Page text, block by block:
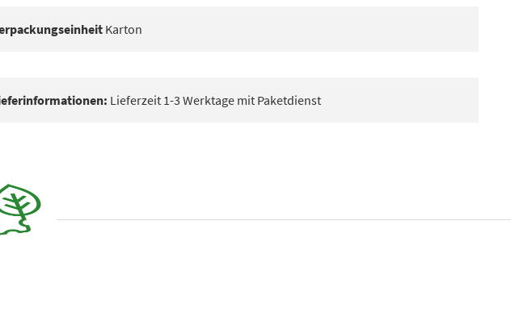
Karton
Lieferzeit 1-3 Werktage mit Paketdienst